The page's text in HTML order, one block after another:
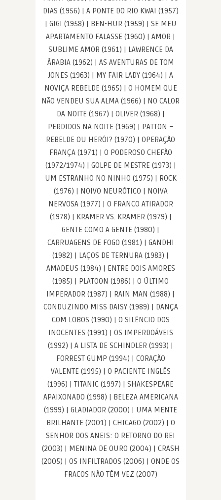
DIAS (1956) | A PONTE DO RIO KWAI (1957)
| GIGI (1958) | BEN-HUR (1959) | SE MEU
APARTAMENTO FALASSE (1960) | AMOR |
SUBLIME AMOR (1961) | LAWRENCE DA
ÁRABIA (1962) | AS AVENTURAS DE TOM
JONES (1963) | MY FAIR LADY (1964) | A
NOVIÇA REBELDE (1965) | O HOMEM QUE
NÃO VENDEU SUA ALMA (1966) | NO CALOR
DA NOITE (1967) | OLIVER (1968) |
PERDIDOS NA NOITE (1969) | PATTON –
REBELDE OU HERÓI? (1970) | OPERAÇÃO
FRANÇA (1971) | O PODEROSO CHEFÃO
(1972/1974) | GOLPE DE MESTRE (1973) |
UM ESTRANHO NO NINHO (1975) | ROCK
(1976) | NOIVO NEURÓTICO | NOIVA
NERVOSA (1977) | O FRANCO ATIRADOR
(1978) | KRAMER VS. KRAMER (1979) |
GENTE COMO A GENTE (1980) |
CARRUAGENS DE FOGO (1981) | GANDHI
(1982) | LAÇOS DE TERNURA (1983) |
AMADEUS (1984) | ENTRE DOIS AMORES
(1985) | PLATOON (1986) | O ÚLTIMO
IMPERADOR (1987) | RAIN MAN (1988) |
CONDUZINDO MISS DAISY (1989) | DANÇA
COM LOBOS (1990) | O SILÊNCIO DOS
INOCENTES (1991) | OS IMPERDOÁVEIS
(1992) | A LISTA DE SCHINDLER (1993) |
FORREST GUMP (1994) | CORAÇÃO
VALENTE (1995) | O PACIENTE INGLÊS
(1996) | TITANIC (1997) | SHAKESPEARE
APAIXONADO (1998) | BELEZA AMERICANA
(1999) | GLADIADOR (2000) | UMA MENTE
BRILHANTE (2001) | CHICAGO (2002) | O
SENHOR DOS ANEIS: O RETORNO DO REI
(2003) | MENINA DE OURO (2004) | CRASH
(2005) | OS INFILTRADOS (2006) | ONDE OS
FRACOS NÃO TÊM VEZ (2007)